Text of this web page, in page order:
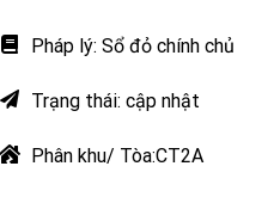
Pháp lý: Sổ đỏ chính chủ
Trạng thái: cập nhật
Phân khu/ Tòa:CT2A